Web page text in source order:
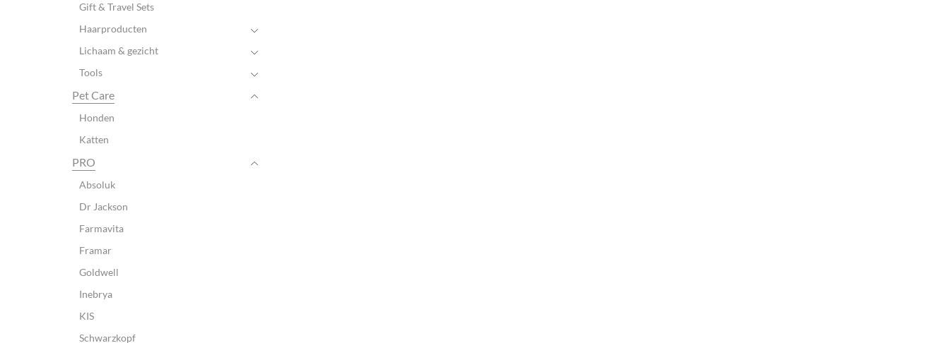
Gift & Travel Sets
Haarproducten
Lichaam & gezicht
Tools
Pet Care
Honden
Katten
PRO
Absoluk
Dr Jackson
Farmavita
Framar
Goldwell
Inebrya
KIS
Schwarzkopf